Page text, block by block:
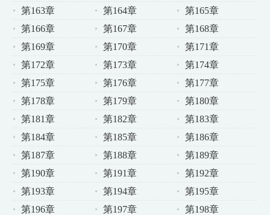
第163章
第164章
第165章
第166章
第167章
第168章
第169章
第170章
第171章
第172章
第173章
第174章
第175章
第176章
第177章
第178章
第179章
第180章
第181章
第182章
第183章
第184章
第185章
第186章
第187章
第188章
第189章
第190章
第191章
第192章
第193章
第194章
第195章
第196章
第197章
第198章